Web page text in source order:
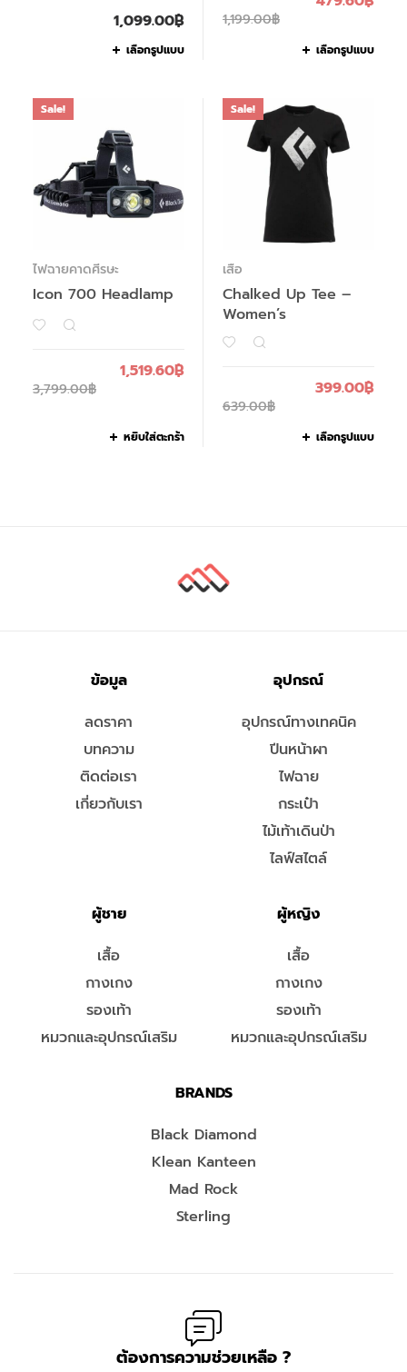
1,099.00฿
เลือกรูปแบบ
1,199.00฿
เลือกรูปแบบ
Sale!
ไฟฉายคาดศีรษะ
Icon 700 Headlamp
3,799.00฿
1,519.60฿
หยิบใส่ตะกร้า
Sale!
เสื้อ
Chalked Up Tee –
Women’s
639.00฿
399.00฿
เลือกรูปแบบ
ข้อมูล
ลดราคา
บทความ
ติดต่อเรา
เกี่ยวกับเรา
อุปกรณ์
อุปกรณ์ทางเทคนิค
ปีนหน้าผา
ไฟฉาย
กระเป๋า
ไม้เท้าเดินป่า
ไลฟ์สไตล์
ผู้ชาย
เสื้อ
กางเกง
รองเท้า
หมวกและอุปกรณ์เสริม
ผู้หญิง
เสื้อ
กางเกง
รองเท้า
หมวกและอุปกรณ์เสริม
BRANDS
Black Diamond
Klean Kanteen
Mad Rock
Sterling
ต้องการความช่วยเหลือ ?